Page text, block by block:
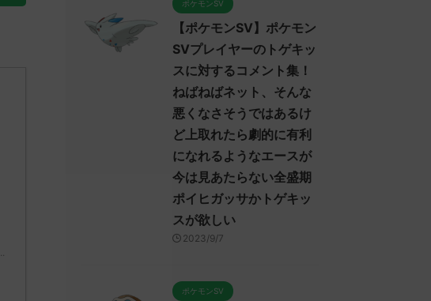
ポケモンSV
【ポケモンSV】ポケモン
SVプレイヤーのトゲキッ
スに対するコメント集！
ねばねばネット、そんな
悪くなさそうではあるけ
ど上取れたら劇的に有利
になれるようなエースが
今は見あたらない全盛期
ポイヒガッサかトゲキッ
スが欲しい
2023/9/7
ポケモンSV